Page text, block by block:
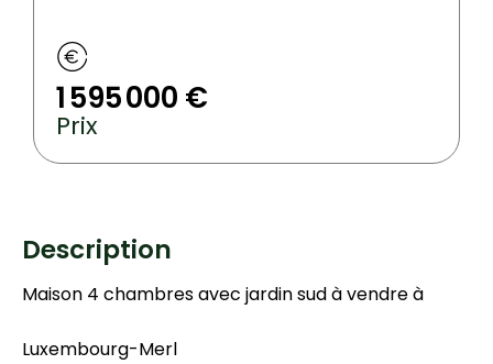
1 595 000 €
Prix
Description
Maison 4 chambres avec jardin sud à vendre à
Luxembourg-Merl